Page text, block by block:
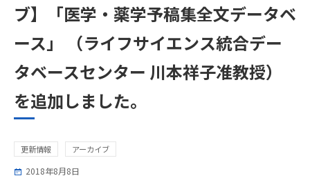
ブ】「医学・薬学予稿集全文データベ
ース」 （ライフサイエンス統合デー
タベースセンター 川本祥子准教授）
を追加しました。
更新情報 アーカイブ
2018年8月8日